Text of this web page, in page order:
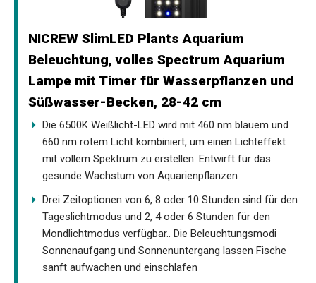
NICREW SlimLED Plants Aquarium
Beleuchtung, volles Spectrum Aquarium
Lampe mit Timer für Wasserpflanzen und
Süßwasser-Becken, 28-42 cm
Die 6500K Weißlicht-LED wird mit 460 nm blauem und
660 nm rotem Licht kombiniert, um einen Lichteffekt
mit vollem Spektrum zu erstellen. Entwirft für das
gesunde Wachstum von Aquarienpflanzen
Drei Zeitoptionen von 6, 8 oder 10 Stunden sind für den
Tageslichtmodus und 2, 4 oder 6 Stunden für den
Mondlichtmodus verfügbar.. Die Beleuchtungsmodi
Sonnenaufgang und Sonnenuntergang lassen Fische
sanft aufwachen und einschlafen